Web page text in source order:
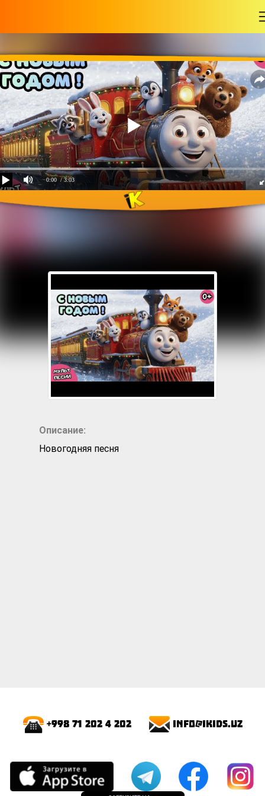
0:00 / 3:03
Поезд в Санта Ленд!
Описание:
Новогодняя песня
+998 71 202 4 202 info@ikids.uz